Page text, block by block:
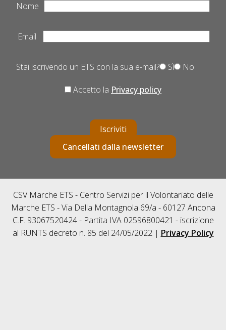
Nome
Email
Stai iscrivendo un ETS con la sua e-mail? Sì No
Accetto la Privacy policy
Iscriviti
Cancellati dalla newsletter
CSV Marche ETS - Centro Servizi per il Volontariato delle
Marche ETS - Via Della Montagnola 69/a - 60127 Ancona
C.F. 93067520424 - Partita IVA 02596800421 - iscrizione
al RUNTS decreto n. 85 del 24/05/2022 | Privacy Policy